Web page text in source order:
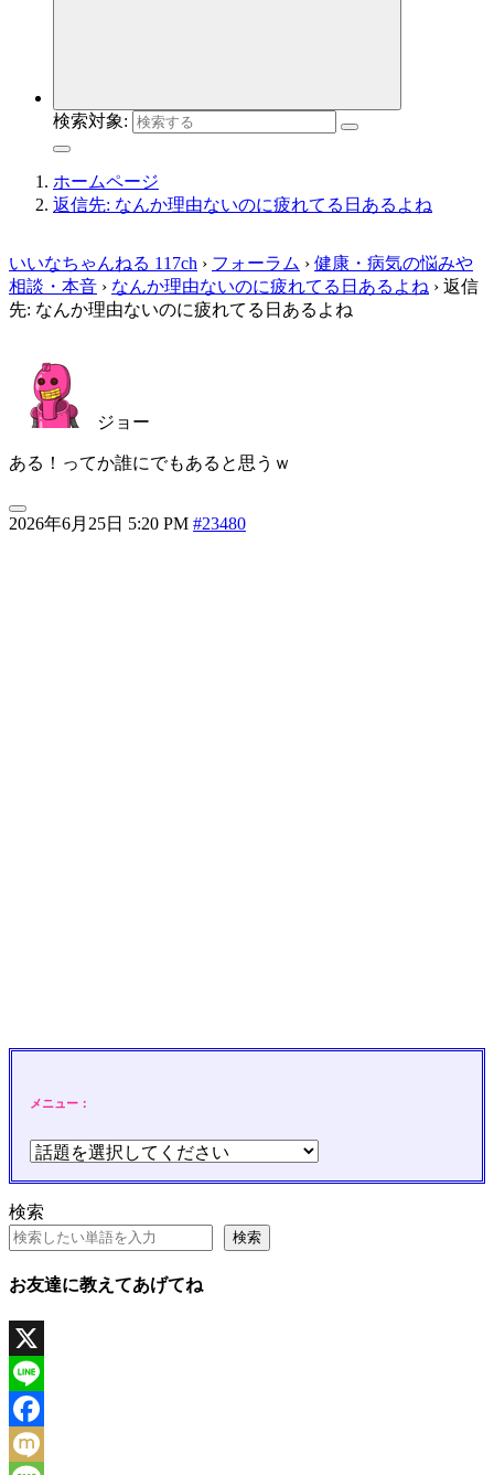
検索対象:
ホームページ
返信先: なんか理由ないのに疲れてる日あるよね
いいなちゃんねる 117ch › フォーラム › 健康・病気の悩みや
相談・本音 › なんか理由ないのに疲れてる日あるよね › 返信
先: なんか理由ないのに疲れてる日あるよね
2026年6月25日 5:20 PM #23480
ジョー
ある！ってか誰にでもあると思うｗ
メニュー：
検索
検索
お友達に教えてあげてね
X
Line
Facebook